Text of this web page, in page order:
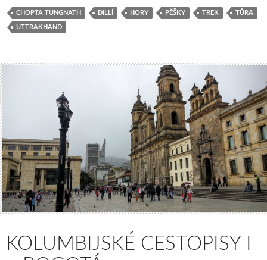
CHOPTA TUNGNATH DILLÍ HORY PĚŠKY TREK TŮRA
UTTRAKHAND
KOLUMBIJSKÉ CESTOPISY I